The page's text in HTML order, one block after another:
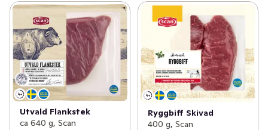
Utvald Flankstek
ca 640 g, Scan
Ryggbiff Skivad
400 g, Scan